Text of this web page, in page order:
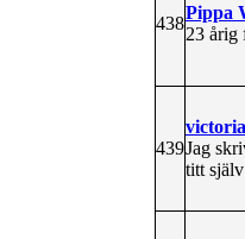
438
Pippa
23 årig
439Jag
titt själv